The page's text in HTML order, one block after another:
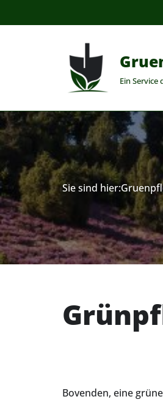
Ein Service
Sie sind hier:
Bovenden, eine